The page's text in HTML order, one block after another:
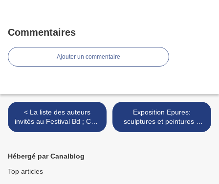
Commentaires
Ajouter un commentaire
< La liste des auteurs
invités au Festival Bd ; CAP
Bulles a soignies
Exposition Epures:
sculptures et peintures a
WATERLOO >
Hébergé par Canalblog
Top articles